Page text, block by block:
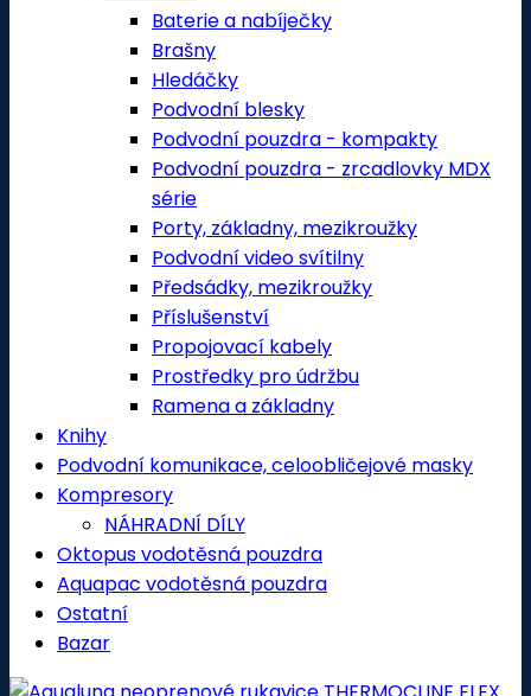
Baterie a nabíječky
Brašny
Hledáčky
Podvodní blesky
Podvodní pouzdra - kompakty
Podvodní pouzdra - zrcadlovky MDX
série
Porty, základny, mezikroužky
Podvodní video svítilny
Předsádky, mezikroužky
Příslušenství
Propojovací kabely
Prostředky pro údržbu
Ramena a základny
Knihy
Podvodní komunikace, celoobličejové masky
Kompresory
NÁHRADNÍ DÍLY
Oktopus vodotěsná pouzdra
Aquapac vodotěsná pouzdra
Ostatní
Bazar